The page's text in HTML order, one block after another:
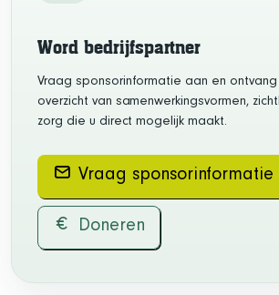
Word bedrijfspartner
Vraag sponsorinformatie aan en
overzicht van samenwerkingsvormen,
zorg die u direct mogelijk maakt.
Vraag sponsorinformatie
Doneren